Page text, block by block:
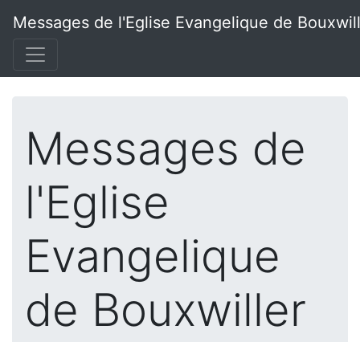
Messages de l'Eglise Evangelique de
Messages de
l'Eglise
Evangelique
de Bouxwiller